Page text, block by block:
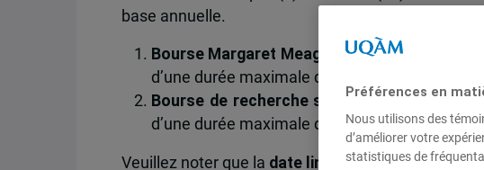
base annuelle.
Bourse Margaret Meagher : un poste à temps
d’une durée maximale de 12 mois. Plus
Bourse de recherche sur la Chine :un poste
d’une durée maximale de 12 mois. Plus de
Veuillez noter que la date limite pour postuler aux
Préférences en
Nous utilisons des
d’améliorer votre
statistiques de